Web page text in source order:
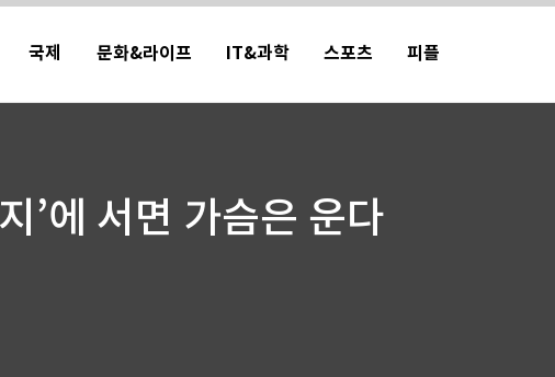
국제 문화&라이프 IT&과학 스포츠 피플
’에 서면 가슴은 운다